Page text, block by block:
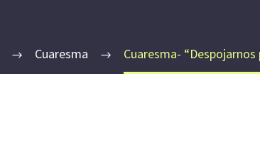
Cuaresma Cuaresma- “Despojarnos